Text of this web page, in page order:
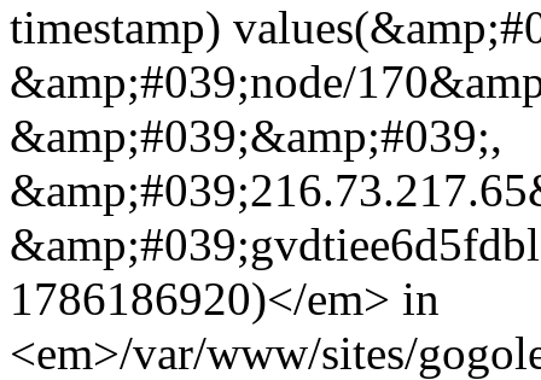
timestamp)
&amp;#039;node/
&amp;#039;&amp;#039;,
1786186920)</em> in
<em>/var/www/sites/